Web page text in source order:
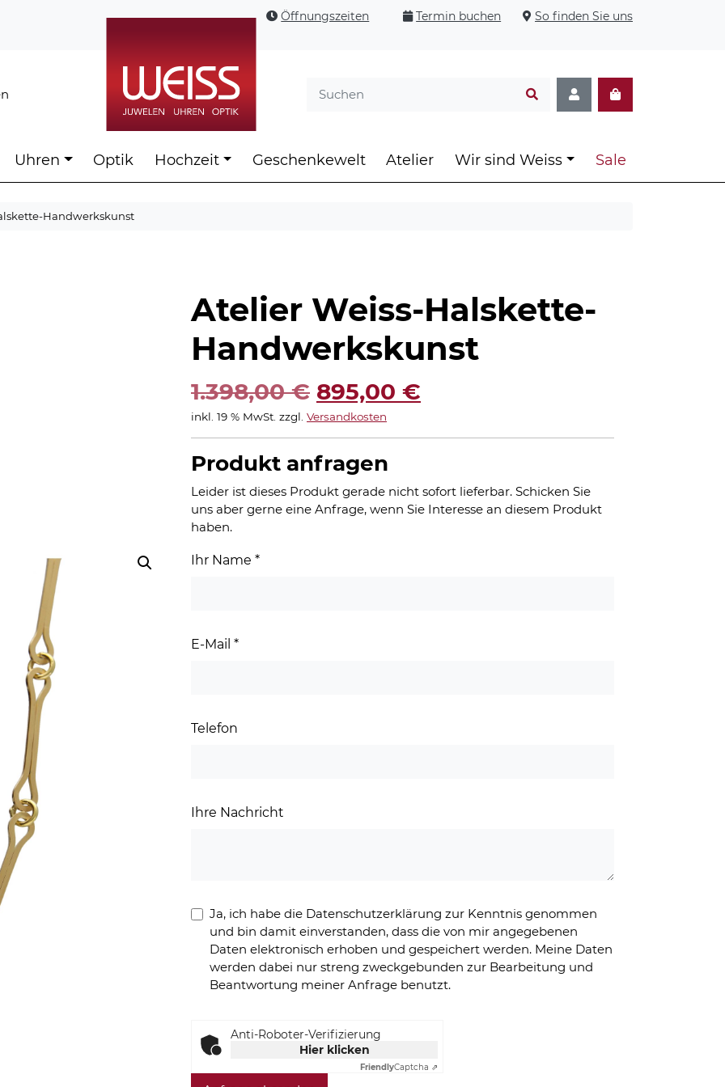
Öffnungszeiten Termin buchen So finden Sie uns
Uhren Optik Hochzeit Geschenkewelt Atelier Wir sind Weiss Sale
Handwerkskunst
Atelier Weiss-Halskette-
Handwerkskunst
1.398,00€ Ursprünglicher
Preis
war:
1.398,00 €
895,00 €
895,00 €.
inkl. 19 % MwSt. zzgl. Versandkosten
Produkt anfragen
Leider ist dieses Produkt gerade nicht sofort lieferbar. Schicken Sie
uns aber gerne eine Anfrage, wenn Sie Interesse an diesem Produkt
haben.
Ihr Name *
E-Mail *
Telefon
Ihre Nachricht
Ja, ich habe die Datenschutzerklärung zur Kenntnis genommen
und bin damit einverstanden, dass die von mir angegebenen
Daten elektronisch erhoben und gespeichert werden. Meine Daten
werden dabei nur streng zweckgebunden zur Bearbeitung und
Beantwortung meiner Anfrage benutzt.
Anti-Roboter-Verifizierung
Hier klicken
FriendlyCaptcha ⇗